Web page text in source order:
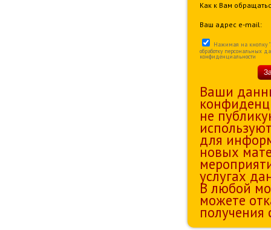
Как к Вам
Ваш адрес e-mail:
Нажимая на кнопку
обработку персональных
конфиденциальности
Ваши
не
для
новых
услугах
В любой
можете
получения